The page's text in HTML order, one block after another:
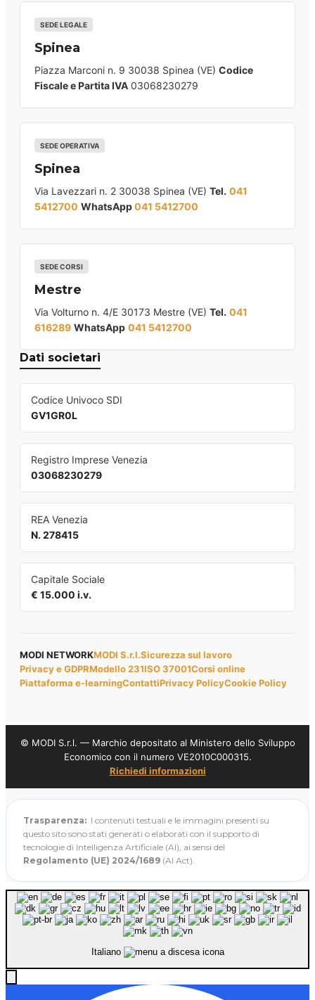
SEDE LEGALE
Spinea
Piazza Marconi n. 9 30038 Spinea (VE) Codice
Fiscale e Partita IVA 03068230279
SEDE OPERATIVA
Spinea
Via Lavezzari n. 2 30038 Spinea (VE) Tel. 041
5412700 WhatsApp041 5412700
SEDE CORSI
Mestre
Via Volturno n. 4/E 30173 Mestre (VE) Tel. 041
616289 WhatsApp 041 5412700
Dati societari
Codice Univoco SDI
GV1GR0L
Registro Imprese Venezia
03068230279
REA Venezia
N. 278415
Capitale Sociale
€ 15.000 i.v.
MODI NETWORKMODI S.r.l.Sicurezza sul lavoro
Privacy e GDPRModello 231ISO 37001Corsi online
Piattaforma e-learningContattiPrivacy PolicyCookie Policy
© MODI S.r.l. — Marchio depositato al Ministero dello Sviluppo
Economico con il numero VE2010C000315.
Richiedi informazioni
Trasparenza: I contenuti testuali e le immagini presenti su
questo sito sono stati generati o elaborati con il supporto di
tecnologie di Intelligenza Artificiale (AI), ai sensi del
Regolamento (UE) 2024/1689 (AI Act).
Italiano